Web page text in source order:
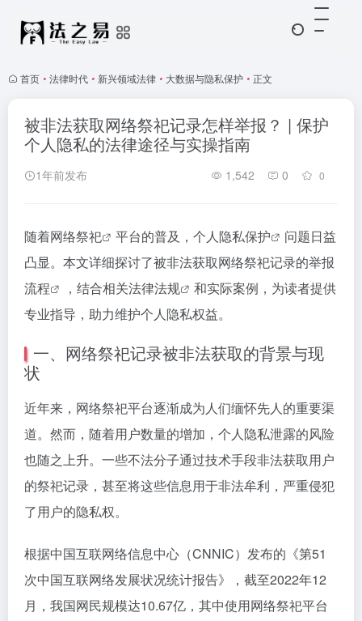
首页 • 法律时代 • 新兴领域法律 • 大数据与隐私保护 • 正文
被非法获取网络祭祀记录怎样举报？ | 保护
个人隐私的法律途径与实操指南
1年前发布 1,542 0 0
随着网络祭祀 平台的普及，个人隐私保护
问题日益
凸显。本文详细探讨了被非法获取网络祭祀记录的举报
流程
，结合相关法律法规
和实际案例，为读者提供
专业指导，助力维护个人隐私权益。
一、网络祭祀记录被非法获取的背景与现
状
近年来，网络祭祀平台逐渐成为人们缅怀先人的重要渠
道。然而，随着用户数量的增加，个人隐私泄露的风险
也随之上升。一些不法分子通过技术手段非法获取用户
的祭祀记录，甚至将这些信息用于非法牟利，严重侵犯
了用户的隐私权。
根据中国互联网络信息中心（CNNIC）发布的《第51
次中国互联网络发展状况统计报告》，截至2022年12
月，我国网民规模达10.67亿，其中使用网络祭祀平台